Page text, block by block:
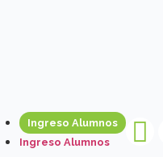
Ingreso Alumnos
Ingreso Alumnos